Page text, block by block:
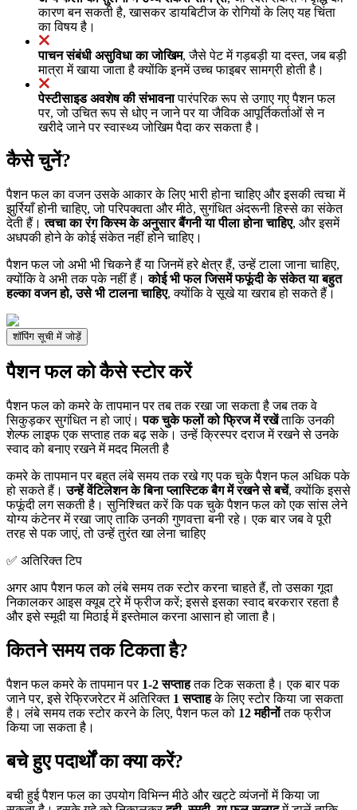
कारण बन सकती है, खासकर डायबिटीज के रोगियों के लिए यह चिंता
का विषय है।
पाचन संबंधी असुविधा का जोखिम, जैसे पेट में गड़बड़ी या दस्त, जब बड़ी
मात्रा में खाया जाता है क्योंकि इनमें उच्च फाइबर सामग्री होती है।
पेस्टीसाइड अवशेष की संभावनापारंपरिक रूप से उगाए गए पैशन फल
पर, जो उचित रूप से धोए न जाने पर या जैविक आपूर्तिकर्ताओं से न
खरीदे जाने पर स्वास्थ्य जोखिम पैदा कर सकता है।
कैसे चुनें?
पैशन फल का वजन उसके आकार के लिए भारी होना चाहिए और इसकी त्वचा में
झुर्रियाँ होनी चाहिए, जो परिपक्वता और मीठे, सुगंधित अंदरूनी हिस्से का संकेत
देती हैं।त्वचा का रंग किस्म के अनुसार बैंगनी या पीला होना चाहिए, और इसमें
अधपकी होने के कोई संकेत नहीं होने चाहिए।
पैशन फल जो अभी भी चिकने हैं या जिनमें हरे क्षेत्र हैं, उन्हें टाला जाना चाहिए,
क्योंकि वे अभी तक पके नहीं हैं।कोई भी फल जिसमें फफूंदी के संकेत या बहुत
हल्का वजन हो, उसे भी टालना चाहिए, क्योंकि वे सूखे या खराब हो सकते हैं।
शॉपिंग सूची में जोड़ें
पैशन फल को कैसे स्टोर करें
पैशन फल को कमरे के तापमान पर तब तक रखा जा सकता है जब तक वे
सिकुड़कर सुगंधित न हो जाएं।पक चुके फलों को फ्रिज में रखेंताकि उनकी
शेल्फ लाइफ एक सप्ताह तक बढ़ सके। उन्हें क्रिस्पर दराज में रखने से उनके
स्वाद को बनाए रखने में मदद मिलती है
कमरे के तापमान पर बहुत लंबे समय तक रखे गए पक चुके पैशन फल अधिक पके
हो सकते हैं।उन्हें वेंटिलेशन के बिना प्लास्टिक बैग में रखने से बचें, क्योंकि इससे
फफूंदी लग सकती है। सुनिश्चित करें कि पक चुके पैशन फल को एक सांस लेने
योग्य कंटेनर में रखा जाए ताकि उनकी गुणवत्ता बनी रहे। एक बार जब वे पूरी
तरह से पक जाएं, तो उन्हें तुरंत खा लेना चाहिए
✅ अतिरिक्त टिप
अगर आप पैशन फल को लंबे समय तक स्टोर करना चाहते हैं, तो उसका गूदा
निकालकर आइस क्यूब ट्रे में फ्रीज करें; इससे इसका स्वाद बरकरार रहता है
और इसे स्मूदी या मिठाई में इस्तेमाल करना आसान हो जाता है।
कितने समय तक टिकता है?
पैशन फल कमरे के तापमान पर 1-2 सप्ताहतक टिक सकता है। एक बार पक
जाने पर, इसे रेफ्रिजरेटर में अतिरिक्त 1 सप्ताहके लिए स्टोर किया जा सकता
है। लंबे समय तक स्टोर करने के लिए, पैशन फल को 12 महीनोंतक फ्रीज
किया जा सकता है।
बचे हुए पदार्थों का क्या करें?
बची हुई पैशन फल का उपयोग विभिन्न मीठे और खट्टे व्यंजनों में किया जा